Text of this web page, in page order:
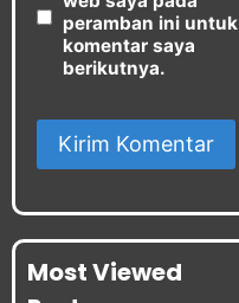
peramban ini untuk
komentar saya
berikutnya.
Most Viewed